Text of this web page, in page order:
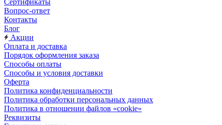
Сертификаты
Вопрос-ответ
Контакты
Блог
Акции
Оплата и доставка
Порядок оформления заказа
Способы оплаты
Способы и условия доставки
Оферта
Политика конфиденциальности
Политика обработки персональных данных
Политика в отношении файлов «cookie»
Реквизиты